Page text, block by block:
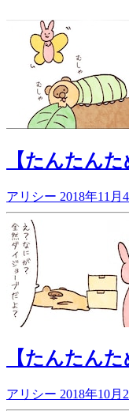
【たんたん
アリシー 2018年11月
【たんたん
アリシー 2018年10月